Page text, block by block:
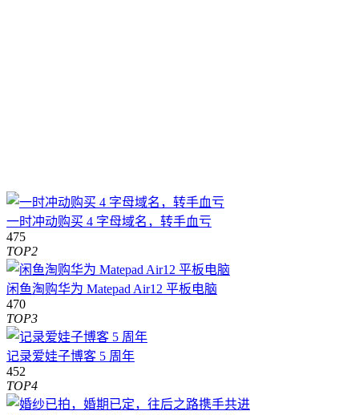
一时冲动购买 4 字母域名，转手血亏
475
TOP2
闲鱼淘购华为 Matepad Air12 平板电脑
470
TOP3
记录爱娃子博客 5 周年
452
TOP4